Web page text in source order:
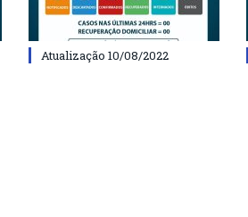
Atualização 10/08/2022